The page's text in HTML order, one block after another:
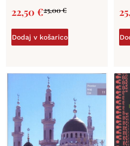
25,00€
22,50 €
Dodaj v košarico